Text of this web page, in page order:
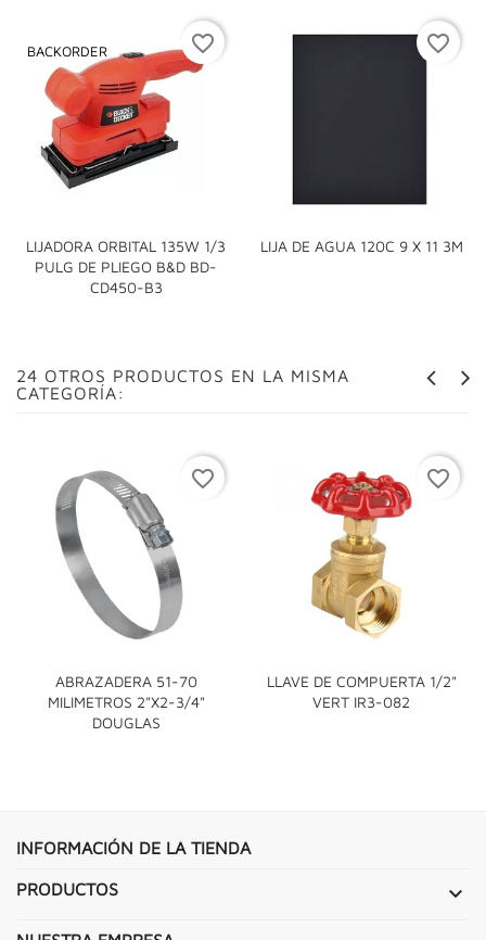
LIJADORA ORBITAL 135W 1/3
PULG DE PLIEGO B&D BD-
CD450-B3
BACKORDER favorite_border
LIJA DE AGUA 120C 9 X 11 3M
favorite_border
24 OTROS PRODUCTOS EN LA MISMA
CATEGORÍA:
ABRAZADERA 51-70
MILIMETROS 2"X2-3/4"
DOUGLAS
favorite_border
LLAVE DE COMPUERTA 1/2"
VERT IR3-082
favorite_border
INFORMACIÓN DE LA TIENDA
PRODUCTOS 